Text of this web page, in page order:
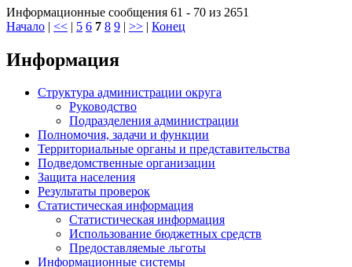
Информационные сообщения 61 - 70 из 2651
Начало | << | 5 6 7 8 9 | >> | Конец
Информация
Структура администрации округа
Руководство
Подразделения администрации
Полномочия, задачи и функции
Территориальные органы и представительства
Подведомственные организации
Защита населения
Результаты проверок
Статистическая информация
Статистическая информация
Использование бюджетных средств
Предоставляемые льготы
Информационные системы